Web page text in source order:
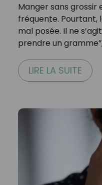
Manger sans
fréquente. Pourtant,
mal posée. Il ne
prendre un
LIRE LA SUITE